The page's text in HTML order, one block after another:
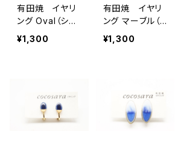
有田焼 イヤリ
ング Oval（シン
プル）1
¥1,300
有田焼 イヤリ
ング マーブル（O
val）3
¥1,300